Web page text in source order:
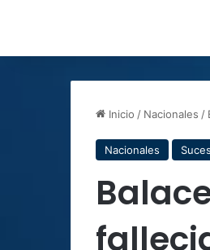
Inicio / Nacionales /
Nacionales